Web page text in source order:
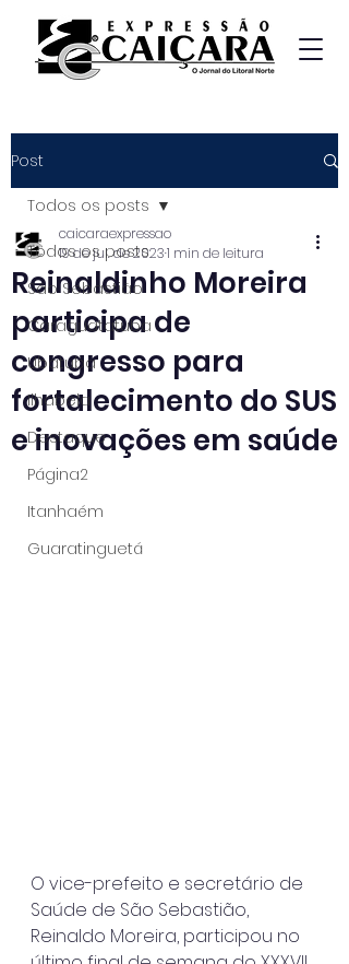
Post
Todos os posts
São Sebastião
Caraguatatuba
Ubatuba
Ilhabela
Destaque
Página2
Itanhaém
Guaratinguetá
Todos os posts
Reinaldinho Moreira
participa de
congresso para
fortalecimento do SUS
e inovações em saúde
caicaraexpressao
19 de jul. de 20231 min de leitura
O vice-prefeito e secretário de
Saúde de São Sebastião,
Reinaldo Moreira, participou no